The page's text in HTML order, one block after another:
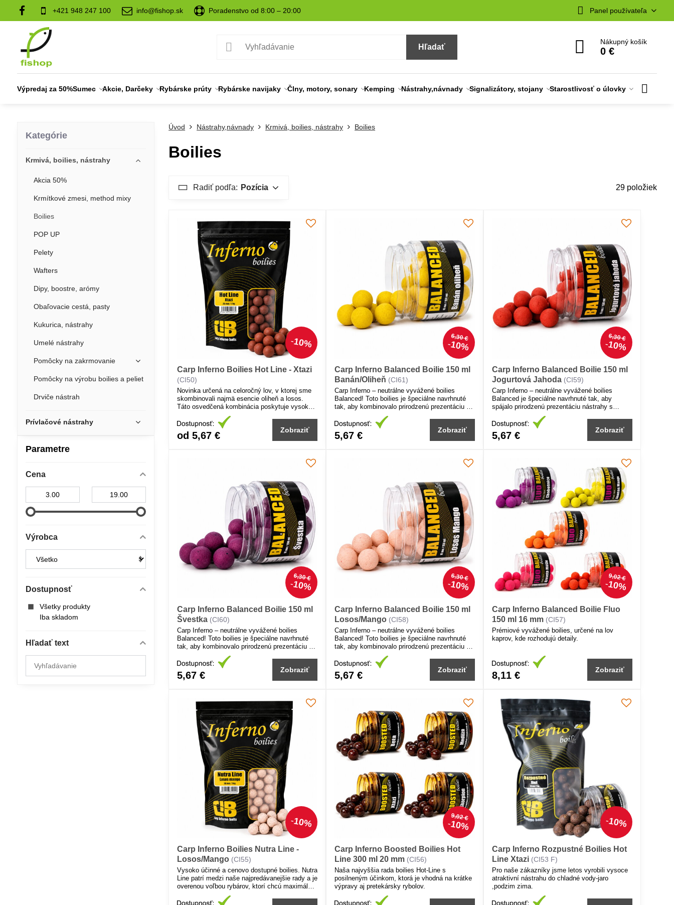
+421 948 247 100 info@fishop.sk Poradenstvo od 8:00 – 20:00 Panel používateľa
Hľadať
Nákupný košík
0 €
Výpredaj za 50%Sumec Akcie, Darčeky Rybárske prúty Rybárske navijaky Člny, motory, sonary Kemping Nástrahy,návnady Signalizátory, stojany Starostlivosť o úlovky
Úvod Nástrahy,návnady Krmivá, boilies, nástrahy Boilies
Boilies
Radiť podľa: Pozícia 29 položiek
10%
Carp Inferno Boilies Hot Line - Xtazi
(CI50)
Novinka určená na celoročný lov, v ktorej sme
skombinovali najmä esencie oliheň a losos.
Táto osvedčená kombinácia poskytuje vysokú
atraktivitu počas celého roka a účinne funguje v
studenej aj teplej vode.
od 5,67 € Zobraziť
6,30 €
10%
Carp Inferno Balanced Boilie 150 ml
Banán/Oliheň (CI61)
Carp Inferno – neutrálne vyvážené boilies
Balanced! Toto boilies je špeciálne navrhnuté
tak, aby kombinovalo prirodzenú prezentáciu s
maximálnou atraktivitou pre ryby.
5,67 € Zobraziť
6,30 €
10%
Carp Inferno Balanced Boilie 150 ml
Jogurtová Jahoda (CI59)
Carp Inferno – neutrálne vyvážené boilies
Balanced je špeciálne navrhnuté tak, aby
spájalo prirodzenú prezentáciu nástrahy s
maximálnou atraktivitou pre ryby. Vďaka
precíznemu vyváženiu sa správa prirodzene na
dne, ľahko sa nasáva a zvyšuje šancu na
úspešný záber aj v náročných podmienkach.
5,67 € Zobraziť
6,30 €
10%
Carp Inferno Balanced Boilie 150 ml
Švestka (CI60)
Carp Inferno – neutrálne vyvážené boilies
Balanced! Toto boilies je špeciálne navrhnuté
tak, aby kombinovalo prirodzenú prezentáciu s
maximálnou atraktivitou pre ryby.
5,67 € Zobraziť
6,30 €
10%
Carp Inferno Balanced Boilie 150 ml
Losos/Mango (CI58)
Carp Inferno – neutrálne vyvážené boilies
Balanced! Toto boilies je špeciálne navrhnuté
tak, aby kombinovalo prirodzenú prezentáciu s
maximálnou atraktivitou pre ryby.
5,67 € Zobraziť
9,02 €
10%
Carp Inferno Balanced Boilie Fluo
150 ml 16 mm (CI57)
Prémiové vyvážené boilies, určené na lov
kaprov, kde rozhodujú detaily.
8,11 € Zobraziť
10%
Carp Inferno Boilies Nutra Line -
Losos/Mango (CI55)
Vysoko účinné a cenovo dostupné boilies. Nutra
Line patrí medzi naše najpredávanejšie rady a je
overenou voľbou rybárov, ktorí chcú maximálny
výkon za rozumnú cenu.
9,02 €
10%
Carp Inferno Boosted Boilies Hot
Line 300 ml 20 mm (CI56)
Naša najvyššia rada boilies Hot-Line s
posilneným účinkom, ktorá je vhodná na krátke
výpravy aj pretekársky rybolov.
10%
Carp Inferno Rozpustné Boilies Hot
Line Xtazi (CI53 F)
Pro naše zákazníky jsme letos vyrobili vysoce
atraktivní nástrahu do chladné vody-jaro
,podzim zima.
Parametre
Cena
Výrobca
Dostupnosť
Všetky produkty
Iba skladom
Hľadať text
výsledky
Kategórie
Krmivá, boilies, nástrahy
Akcia 50%
Krmítkové zmesi, method mixy
Boilies
POP UP
Pelety
Wafters
Dipy, boostre, arómy
Obaľovacie cestá, pasty
Kukurica, nástrahy
Umelé nástrahy
Pomôcky na zakrmovanie
Pomôcky na výrobu boilies a peliet
Drviče nástrah
Prívlačové nástrahy